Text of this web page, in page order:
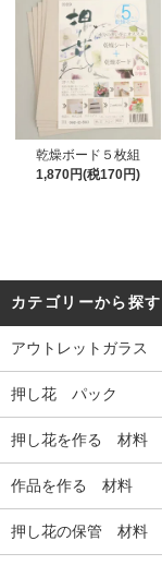
乾燥ボード５枚組
1,870円(税170円)
カテゴリーから探す
アウトレットガラス
押し花 パック
押し花を作る 材料
作品を作る 材料
押し花の保管 材料